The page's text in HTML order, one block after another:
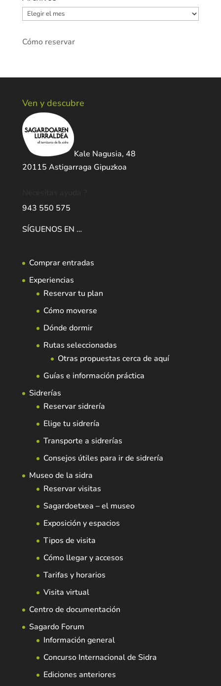
Archivos
Cómo reservar
Ven y descubre
Kale Nagusia, 48
20115 Astigarraga Gipuzkoa
943 550 575
SÍGUENOS EN …
Comprar entradas
Experiencias
Reservar tu plan
Cómo moverse
Dónde dormir
Rutas seleccionadas
Otras propuestas cerca de aquí
Guías e información práctica
Sidrerías
Reservar sidrería
Elige tu sidrería
Transporte a sidrerías
Consejos útiles para ir de sidrería
Museo de la sidra
Reservar visitas
Sagardoetxea – el museo
Exposición y espacios
Tipos de visita
Cómo llegar y accesos
Tarifas y horarios
Visita virtual
Centro de documentación
Sagardo Forum
Información general
Concurso Internacional de Sidra
Ediciones anteriores